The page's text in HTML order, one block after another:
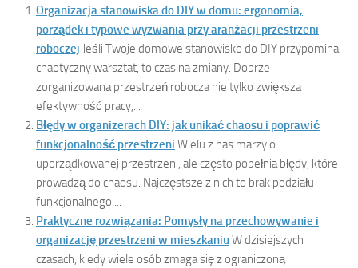
Organizacja stanowiska do DIY w domu: ergonomia,
porządek i typowe wyzwania przy aranżacji przestrzeni
roboczej Jeśli Twoje domowe stanowisko do DIY przypomina
chaotyczny warsztat, to czas na zmiany. Dobrze
zorganizowana przestrzeń robocza nie tylko zwiększa
efektywność pracy,...
Błędy w organizerach DIY: jak unikać chaosu i poprawić
funkcjonalność przestrzeni Wielu z nas marzy o
uporządkowanej przestrzeni, ale często popełnia błędy, które
prowadzą do chaosu. Najczęstsze z nich to brak podziału
funkcjonalnego,...
Praktyczne rozwiązania: Pomysły na przechowywanie i
organizację przestrzeni w mieszkaniuW dzisiejszych
czasach, kiedy wiele osób zmaga się z ograniczoną